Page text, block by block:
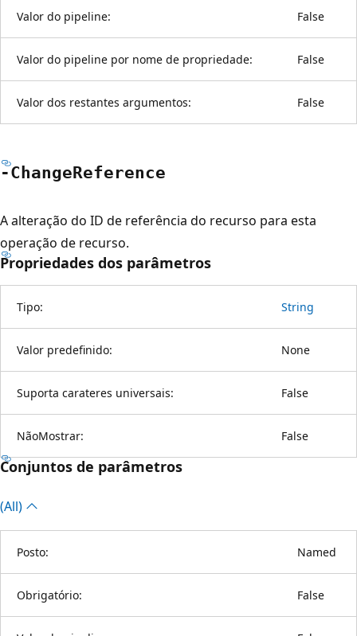
Valor do pipeline: False
Valor do pipeline por nome de propriedade: False
Valor dos restantes argumentos: False
-ChangeReference
A alteração do ID de referência do recurso para esta
operação de recurso.
Propriedades dos parâmetros
Tipo: String
Valor predefinido: None
Suporta carateres universais: False
NãoMostrar: False
Conjuntos de parâmetros
(All)
Posto: Named
Obrigatório: False